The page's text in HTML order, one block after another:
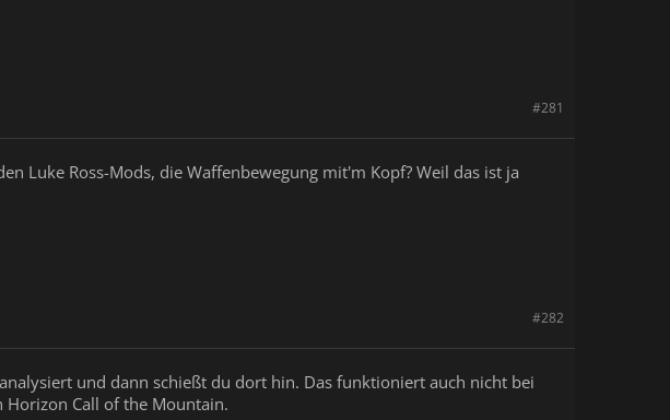
#281
Luke Ross-Mods, die Waffenbewegung mit'm Kopf? Weil das ist ja
#282
und dann schießt du dort hin. Das funktioniert auch nicht bei
Call of the Mountain.